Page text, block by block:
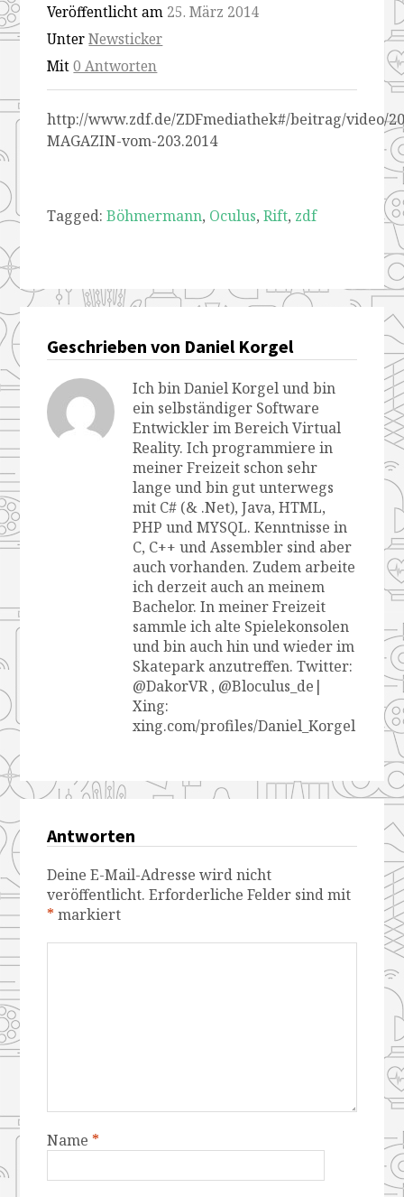
neomagazin-
ab-
minute-
2050
neomagazin-
ab-
minute-
2050
neomagazin-
ab-
minute-
2050
ab-
minute-
2050
Veröffentlicht am 25. März 2014
UnterNewsticker
Mit0 Antworten
http://www.zdf.de/ZDFmediathek#/beitrag/video/
MAGAZIN-vom-203.2014
Tagged:Böhmermann, Oculus,Rift, zdf
Geschrieben von Daniel Korgel
Ich bin Daniel Korgel und bin
ein selbständiger Software
Entwickler im Bereich Virtual
Reality. Ich programmiere in
meiner Freizeit schon sehr
lange und bin gut unterwegs
mit C# (& .Net), Java, HTML,
PHP und MYSQL. Kenntnisse in
C, C++ und Assembler sind aber
auch vorhanden. Zudem arbeite
ich derzeit auch an meinem
Bachelor. In meiner Freizeit
sammle ich alte Spielekonsolen
und bin auch hin und wieder im
Skatepark anzutreffen. Twitter:
@DakorVR , @Bloculus_de|
Xing:
xing.com/profiles/Daniel_Korgel
Antworten
Deine E-Mail-Adresse wird nicht
veröffentlicht. Erforderliche Felder sind mit
* markiert
Name *